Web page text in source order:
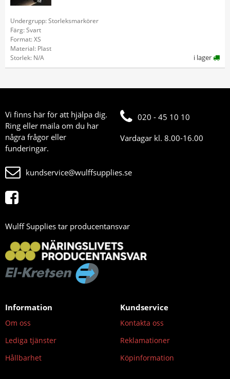
Undergrupp: Storleksmarkörer
Färg: Svart
Format: XS
Material: Plast
Storlek: N/A
i lager
Vi finns här för att hjälpa dig.
Ring eller maila om du har
några frågor eller
funderingar.
020 - 45 10 10
Vardagar kl. 8.00-16.00
kundservice@wulffsupplies.se
Wulff Supplies tar producentansvar
Information
Om oss
Lediga tjänster
Hållbarhet
Kundservice
Kontakta oss
Reklamationer
Köpinformation